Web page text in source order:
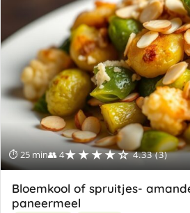
⏱ 25 min👥 4★★★★☆ 4.33 (3)
Bloemkool of spruitjes-
paneermeel